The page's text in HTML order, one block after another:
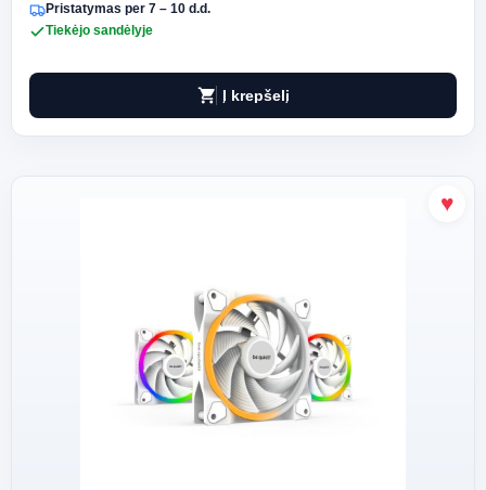
Pristatymas per 7 – 10 d.d.
Tiekėjo sandėlyje
shopping_cart Į krepšelį